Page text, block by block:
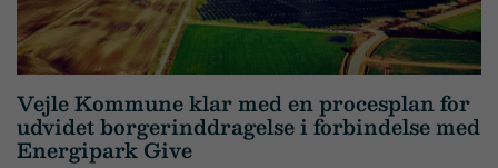
Vejle Kommune klar med en procesplan for
udvidet borgerinddragelse i forbindelse med
Energipark Give